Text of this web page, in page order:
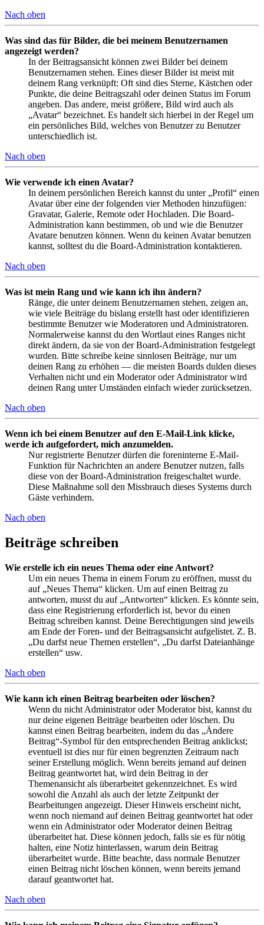
Nach oben
Was sind das für Bilder, die bei meinem Benutzernamen
angezeigt werden?
In der Beitragsansicht können zwei Bilder bei deinem
Benutzernamen stehen. Eines dieser Bilder ist meist mit
deinem Rang verknüpft: Oft sind dies Sterne, Kästchen oder
Punkte, die deine Beitragszahl oder deinen Status im Forum
angeben. Das andere, meist größere, Bild wird auch als
„Avatar“ bezeichnet. Es handelt sich hierbei in der Regel um
ein persönliches Bild, welches von Benutzer zu Benutzer
unterschiedlich ist.
Nach oben
Wie verwende ich einen Avatar?
In deinem persönlichen Bereich kannst du unter „Profil“ einen
Avatar über eine der folgenden vier Methoden hinzufügen:
Gravatar, Galerie, Remote oder Hochladen. Die Board-
Administration kann bestimmen, ob und wie die Benutzer
Avatare benutzen können. Wenn du keinen Avatar benutzen
kannst, solltest du die Board-Administration kontaktieren.
Nach oben
Was ist mein Rang und wie kann ich ihn ändern?
Ränge, die unter deinem Benutzernamen stehen, zeigen an,
wie viele Beiträge du bislang erstellt hast oder identifizieren
bestimmte Benutzer wie Moderatoren und Administratoren.
Normalerweise kannst du den Wortlaut eines Ranges nicht
direkt ändern, da sie von der Board-Administration festgelegt
wurden. Bitte schreibe keine sinnlosen Beiträge, nur um
deinen Rang zu erhöhen — die meisten Boards dulden dieses
Verhalten nicht und ein Moderator oder Administrator wird
deinen Rang unter Umständen einfach wieder zurücksetzen.
Nach oben
Wenn ich bei einem Benutzer auf den E-Mail-Link klicke,
werde ich aufgefordert, mich anzumelden.
Nur registrierte Benutzer dürfen die foreninterne E-Mail-
Funktion für Nachrichten an andere Benutzer nutzen, falls
diese von der Board-Administration freigeschaltet wurde.
Diese Maßnahme soll den Missbrauch dieses Systems durch
Gäste verhindern.
Nach oben
Beiträge schreiben
Wie erstelle ich ein neues Thema oder eine Antwort?
Um ein neues Thema in einem Forum zu eröffnen, musst du
auf „Neues Thema“ klicken. Um auf einen Beitrag zu
antworten, musst du auf „Antworten“ klicken. Es könnte sein,
dass eine Registrierung erforderlich ist, bevor du einen
Beitrag schreiben kannst. Deine Berechtigungen sind jeweils
am Ende der Foren- und der Beitragsansicht aufgelistet. Z. B.
„Du darfst neue Themen erstellen“, „Du darfst Dateianhänge
erstellen“ usw.
Nach oben
Wie kann ich einen Beitrag bearbeiten oder löschen?
Wenn du nicht Administrator oder Moderator bist, kannst du
nur deine eigenen Beiträge bearbeiten oder löschen. Du
kannst einen Beitrag bearbeiten, indem du das „Ändere
Beitrag“-Symbol für den entsprechenden Beitrag anklickst;
eventuell ist dies nur für einen begrenzten Zeitraum nach
seiner Erstellung möglich. Wenn bereits jemand auf deinen
Beitrag geantwortet hat, wird dein Beitrag in der
Themenansicht als überarbeitet gekennzeichnet. Es wird
sowohl die Anzahl als auch der letzte Zeitpunkt der
Bearbeitungen angezeigt. Dieser Hinweis erscheint nicht,
wenn noch niemand auf deinen Beitrag geantwortet hat oder
wenn ein Administrator oder Moderator deinen Beitrag
überarbeitet hat. Diese können jedoch, falls sie es für nötig
halten, eine Notiz hinterlassen, warum dein Beitrag
überarbeitet wurde. Bitte beachte, dass normale Benutzer
einen Beitrag nicht löschen können, wenn bereits jemand
darauf geantwortet hat.
Nach oben